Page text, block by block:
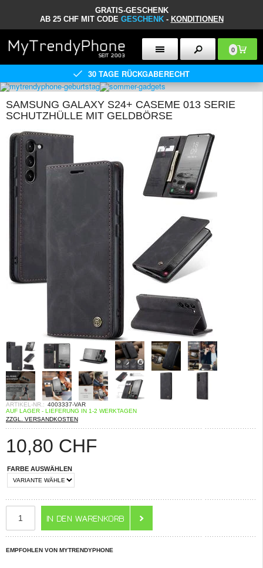
GRATIS-GESCHENK
AB 25 CHF MIT CODE GESCHENK- KONDITIONEN
0
30 TAGE RÜCKGABERECHT
SAMSUNG GALAXY S24+ CASEME 013 SERIE
SCHUTZHÜLLE MIT GELDBÖRSE
ARTIKEL-NR.: 4003337-VAR
AUF LAGER - LIEFERUNG IN 1-2 WERKTAGEN
ZZGL. VERSANDKOSTEN
10,80 CHF
FARBE AUSWÄHLEN
EMPFOHLEN VON MYTRENDYPHONE